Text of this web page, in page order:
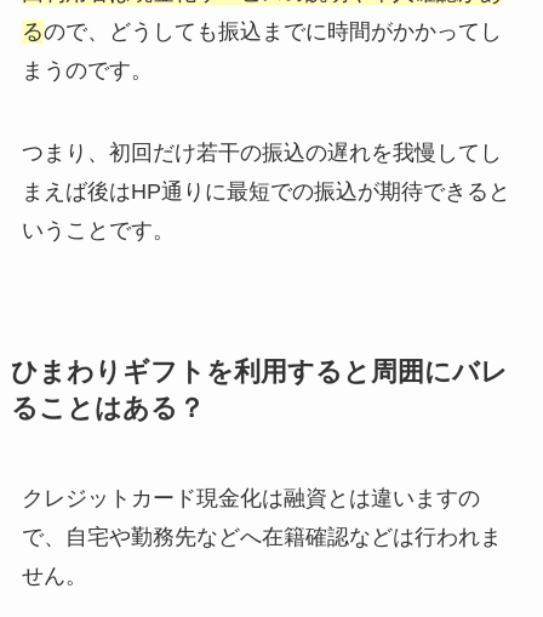
るので、どうしても振込までに時間がかかってし
まうのです。
つまり、初回だけ若干の振込の遅れを我慢してし
まえば後はHP通りに最短での振込が期待できると
いうことです。
ひまわりギフトを利用すると周囲にバレ
ることはある？
クレジットカード現金化は融資とは違いますの
で、自宅や勤務先などへ在籍確認などは行われま
せん。